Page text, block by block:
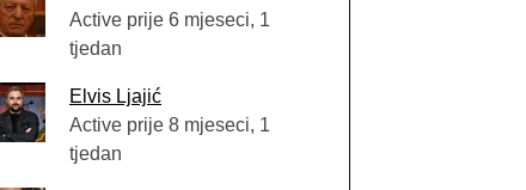
Active prije 6 mjeseci, 1
tjedan
Elvis Ljajić
Active prije 8 mjeseci, 1
tjedan